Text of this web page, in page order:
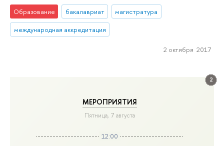
2
МЕРОПРИЯТИЯ
Пятница, 7 августа
12:00
Образование бакалавриат
магистратура
международная аккредитация
2 октября 2017